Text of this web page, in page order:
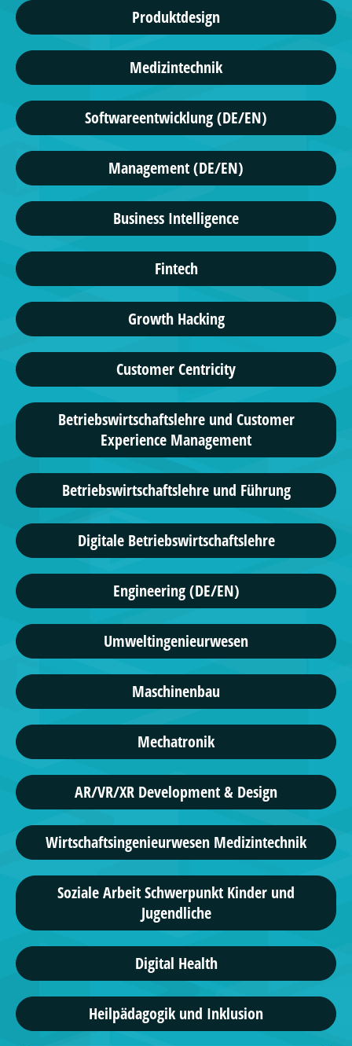
Produktdesign
Medizintechnik
Softwareentwicklung (DE/EN)
Management (DE/EN)
Business Intelligence
Fintech
Growth Hacking
Customer Centricity
Betriebswirtschaftslehre und Customer
Experience Management
Betriebswirtschaftslehre und Führung
Digitale Betriebswirtschaftslehre
Engineering (DE/EN)
Umweltingenieurwesen
Maschinenbau
Mechatronik
AR/VR/XR Development & Design
Wirtschaftsingenieurwesen Medizintechnik
Soziale Arbeit Schwerpunkt Kinder und
Jugendliche
Digital Health
Heilpädagogik und Inklusion